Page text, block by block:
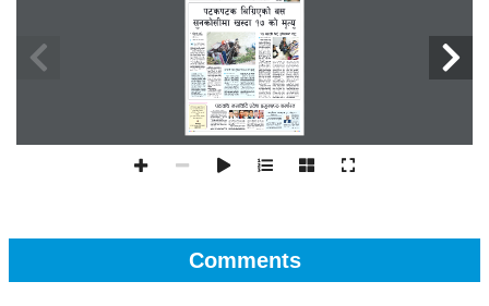
Comments